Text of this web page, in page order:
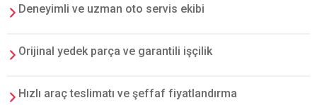
Deneyimli ve uzman oto servis ekibi
Orijinal yedek parça ve garantili işçilik
Hızlı araç teslimatı ve şeffaf fiyatlandırma